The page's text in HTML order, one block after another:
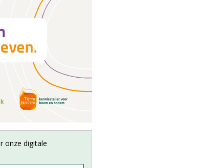
onze digitale